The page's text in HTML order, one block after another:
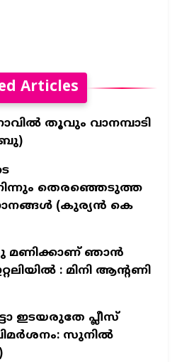
Articles
തൂവും വാനമ്പാടി
തെരഞ്ഞെടുത്ത
(കുര്യൻ കെ
മണിക്കാണ് ഞാൻ
: മിനി ആന്റണി
ഇടയരുതേ പ്ലീസ്
സുനിൽ